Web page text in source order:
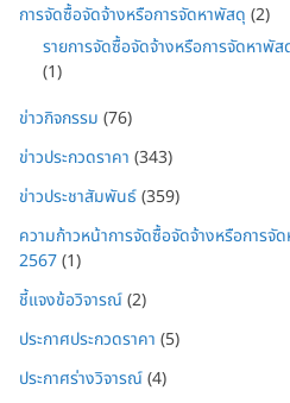
การจัดซื้อจัดจ้างหรือการจัดหาพัสดุ (2)
รายการจัดซื้อจัดจ้างหรือการจัดหาพั
(1)
ข่าวกิจกรรม (76)
ข่าวประกวดราคา (343)
ข่าวประชาสัมพันธ์(359)
ความก้าวหน้าการจัดซื้อจัดจ้างหรือการ
2567(1)
ชี้แจงข้อวิจารณ์(2)
ประกาศประกวดราคา (5)
ประกาศร่างวิจารณ์(4)